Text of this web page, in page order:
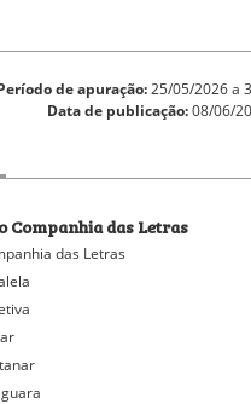
de apuração:25/05/2026 a
Data de publicação:08/06/
Companhia das Letras
das Letras